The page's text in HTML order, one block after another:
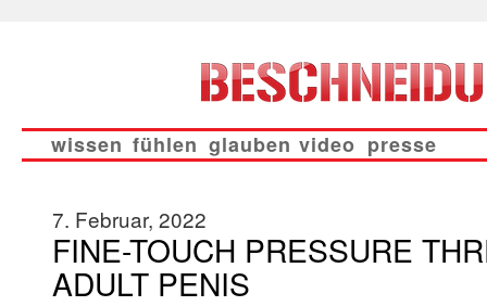
wissen fühlen glauben video presse
7. Februar, 2022
FINE-TOUCH PRESSURE
ADULT PENIS